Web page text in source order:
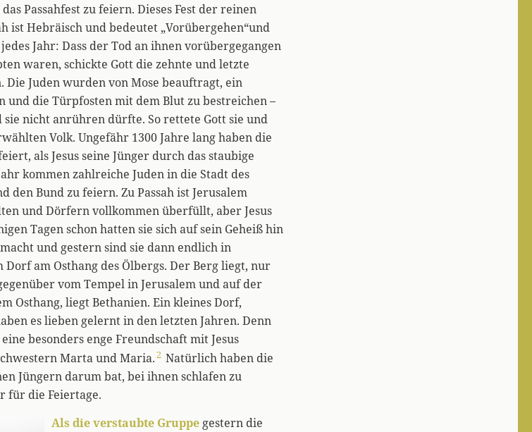
Passahfest zu feiern. Dieses Fest der reinen
ist Hebräisch und bedeutet „Vorübergehen“und
Jahr: Dass der Tod an ihnen vorübergegangen
waren, schickte Gott die zehnte und letzte
Die Juden wurden von Mose beauftragt, ein
und die Türpfosten mit dem Blut zu bestreichen –
sie nicht anrühren dürfte. So rettete Gott sie und
Volk. Ungefähr 1300 Jahre lang haben die
als Jesus seine Jünger durch das staubige
kommen zahlreiche Juden in die Stadt des
den Bund zu feiern. Zu Passah ist Jerusalem
und Dörfern vollkommen überfüllt, aber Jesus
Tagen schon hatten sie sich auf sein Geheiß hin
und gestern sind sie dann endlich in
am Osthang des Ölbergs. Der Berg liegt, nur
vom Tempel in Jerusalem und auf der
Osthang, liegt Bethanien. Ein kleines Dorf,
es lieben gelernt in den letzten Jahren. Denn
besonders enge Freundschaft mit Jesus
Marta und Maria.2 Natürlich haben die
Jüngern darum bat, bei ihnen schlafen zu
für die Feiertage.
Als die verstaubte Gruppe gestern die